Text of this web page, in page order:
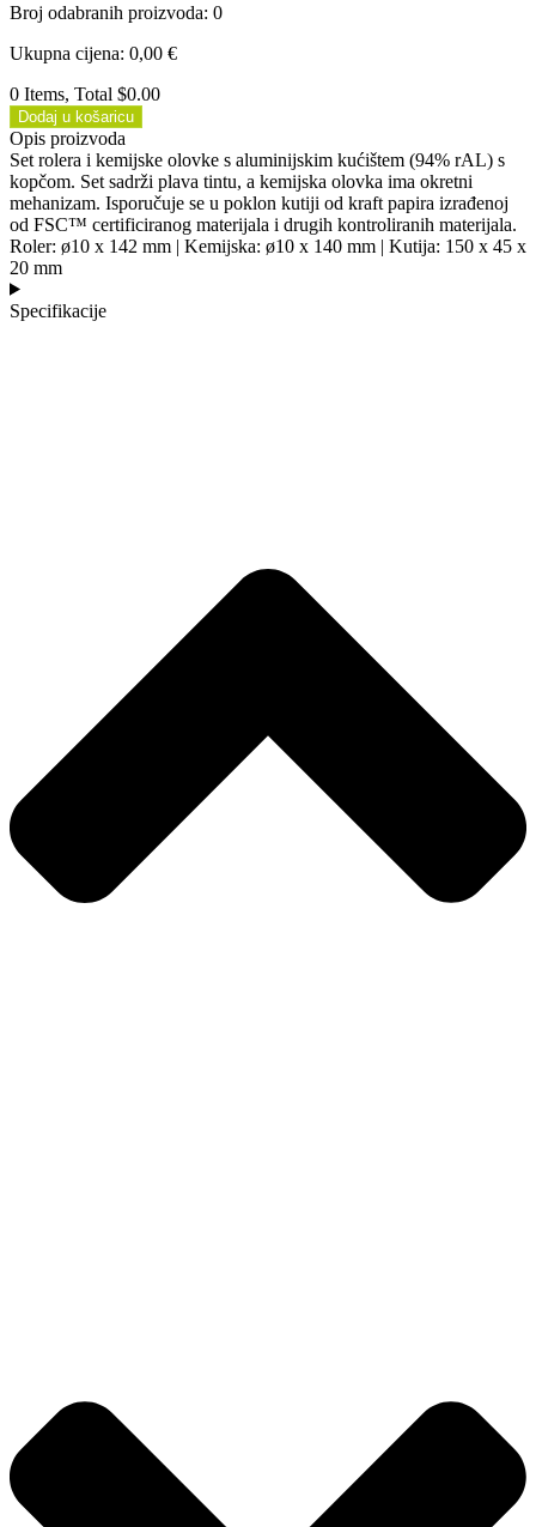
Broj odabranih proizvoda: 0
Ukupna cijena: 0,00 €
0 Items, Total $0.00
Dodaj u košaricu
Opis proizvoda
Set rolera i kemijske olovke s aluminijskim kućištem (94% rAL) s
kopčom. Set sadrži plava tintu, a kemijska olovka ima okretni
mehanizam. Isporučuje se u poklon kutiji od kraft papira izrađenoj
od FSC™ certificiranog materijala i drugih kontroliranih materijala.
Roler: ø10 x 142 mm | Kemijska: ø10 x 140 mm | Kutija: 150 x 45 x
20 mm
Specifikacije